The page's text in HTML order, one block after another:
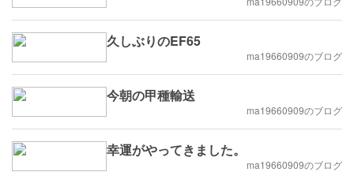
久しぶりのEF65
ma19660909のブログ
今朝の甲種輸送
ma19660909のブログ
幸運がやってきました。
ma19660909のブログ